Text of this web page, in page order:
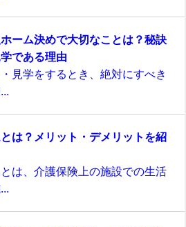
ーム決めで大切なことは？秘訣
である理由
見学をするとき、絶対にすべき
は？メリット・デメリットを紹
は、介護保険上の施設での生活